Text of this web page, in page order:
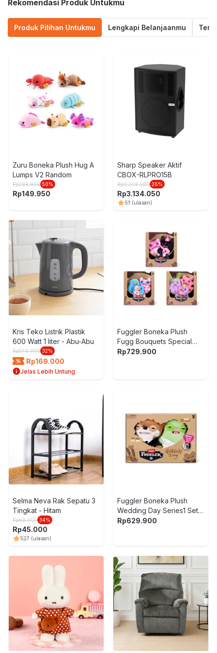
Rekomendasi Produk Untukmu
Produk Pilihan Untukmu Lengkapi Belanjaanmu
Zuru Boneka Plush Hug A
Lumps V2 Random
Rp299.900 50%
Rp149.950
Sharp Speaker Aktif
CBOX-RLPRO15B
Rp4.249.000 26%
Rp3.134.050
51 (ulasan)
Kris Teko Listrik Plastik
600 Watt 1 liter - Abu-Abu
Rp249.900 32%
Rp169.000
Jelas Lebih Untung
Fuggler Boneka Plush
Fugg Bouquets Special
Feature Series1 Random
Rp729.900
Selma Neva Rak Sepatu 3
Tingkat - Hitam
Rp69.000 34%
Rp45.000
527 (ulasan)
Fuggler Boneka Plush
Wedding Day Series1 Set 2
pcs Random
Rp629.900